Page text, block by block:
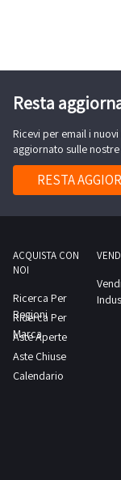
Resta
Ricevi per email i
aggiornato sulle nostre
RESTA
ACQUISTA CON
NOI
Ricerca Per
Regioni
Ricerca Per
Marca
Aste Aperte
Aste Chiuse
Calendario